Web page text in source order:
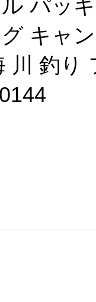
パッ
キャ
川 釣り